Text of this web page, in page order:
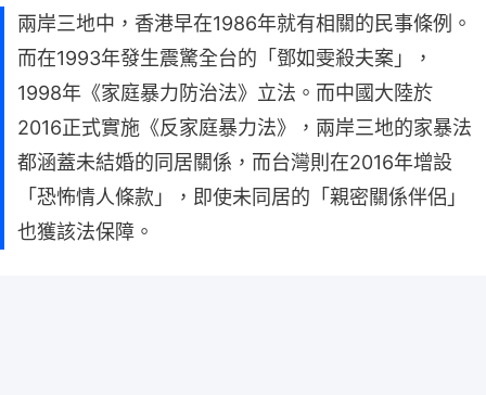
兩岸三地中，香港早在1986年就有相關的民事條例。
而在1993年發生震驚全台的「鄧如雯殺夫案」，
1998年《家庭暴力防治法》立法。而中國大陸於
2016正式實施《反家庭暴力法》，兩岸三地的家暴法
都涵蓋未結婚的同居關係，而台灣則在2016年增設
「恐怖情人條款」，即使未同居的「親密關係伴侶」
也獲該法保障。